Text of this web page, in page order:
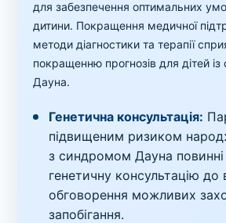
для забезпечення оптимальних
дитини. Покращення медичної
методи діагностики та терапії
покращенню прогнозів для дітей
Дауна.
Генетична консультація:
підвищеним ризиком
з синдромом Дауна
генетичну консультацію до
обговорення можливих
запобігання.